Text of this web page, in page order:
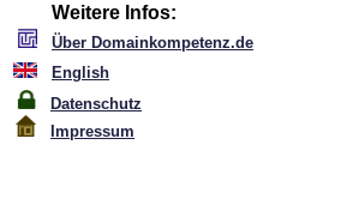
Weitere Infos:
Über Domainkompetenz.de
English
Datenschutz
Impressum